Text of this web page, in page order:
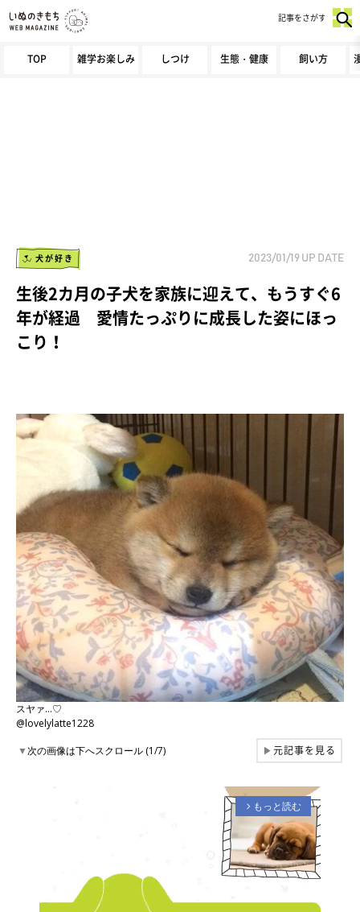
TOP 雑学お楽しみ しつけ 生態・健康 飼い方
記事をさがす
犬が好き 2023/01/19 UP DATE
生後2カ月の子犬を家族に迎えて、もうすぐ6
年が経過 愛情たっぷりに成長した姿にほっ
こり！
スヤァ…♡
@lovelylatte1228
▼次の画像は下へスクロール (1/7) ▶元記事を見る
arrow_forward_ios もっと読む